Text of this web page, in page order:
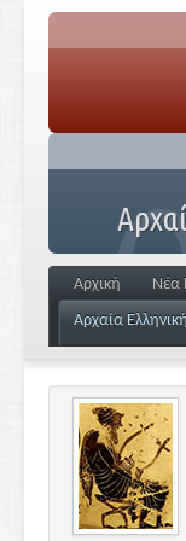
Αρχική Νέα
Αρχαία Ελληνική